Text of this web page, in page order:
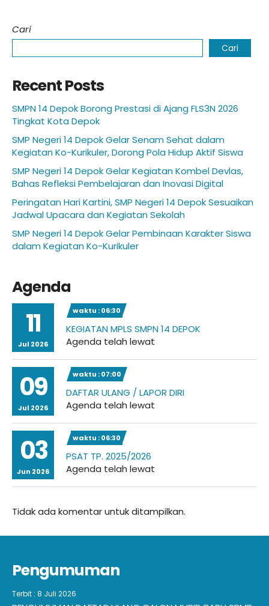
Cari
Cari
Recent Posts
SMPN 14 Depok Borong Prestasi di Ajang FLS3N 2026
Tingkat Kota Depok
SMP Negeri 14 Depok Gelar Senam Sehat dalam
Kegiatan Ko-Kurikuler, Dorong Pola Hidup Aktif Siswa
SMP Negeri 14 Depok Gelar Kegiatan Kombel Devlas,
Bahas Refleksi Pembelajaran dan Inovasi Digital
Peringatan Hari Kartini, SMP Negeri 14 Depok Sesuaikan
Jadwal Upacara dan Kegiatan Sekolah
SMP Negeri 14 Depok Gelar Pembinaan Karakter Siswa
dalam Kegiatan Ko-Kurikuler
Agenda
11
Jul 2026
waktu : 06:30
KEGIATAN MPLS SMPN 14 DEPOK
Agenda telah lewat
09
Jul 2026
waktu : 07:00
DAFTAR ULANG / LAPOR DIRI
Agenda telah lewat
03
Jun 2026
waktu : 06:30
PSAT TP. 2025/2026
Agenda telah lewat
Tidak ada komentar untuk ditampilkan.
Pengumuman
Terbit : 8 Juli 2026